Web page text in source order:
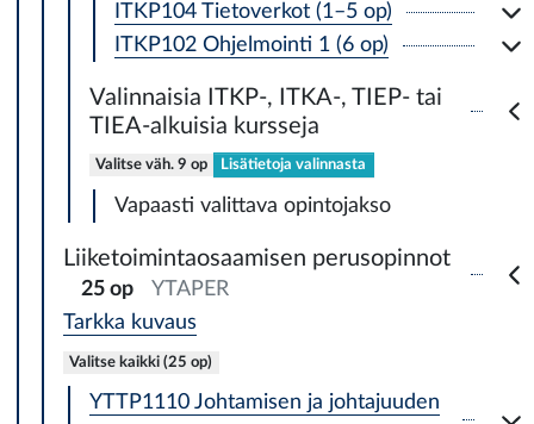
ITKP104 Tietoverkot (1–5 op)
ITKP102 Ohjelmointi 1 (6 op)
Valinnaisia ITKP-, ITKA-, TIEP- tai
TIEA-alkuisia kursseja
Valitse väh. 9 op Lisätietoja valinnasta
Vapaasti valittava opintojakso
Liiketoimintaosaamisen perusopinnot
25 op
YTAPER
Tarkka kuvaus
Valitse kaikki (25 op)
YTTP1110 Johtamisen ja johtajuuden